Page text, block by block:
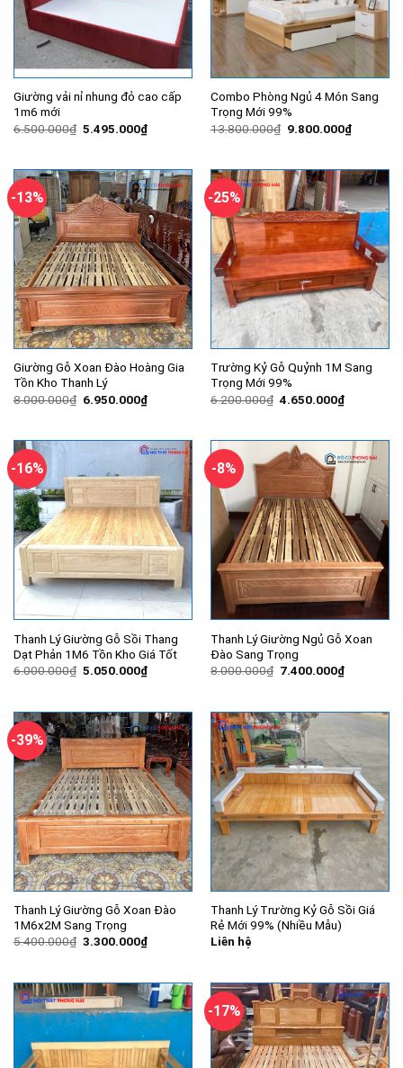
Giường vải nỉ nhung đỏ cao cấp
1m6 mới
6.500.000₫ Giá
5.495.000₫Giá
hiện
5.495.000₫.
Combo Phòng Ngủ 4 Món Sang
Trọng Mới 99%
13.800.000₫ Giá
9.800.000₫Giá
hiện
-13%
Giường Gỗ Xoan Đào Hoàng Gia
Tồn Kho Thanh Lý
8.000.000₫ Giá
6.950.000₫Giá
hiện
6.950.000₫.
-25%
Trường Kỷ Gỗ Quỷnh 1M Sang
Trọng Mới 99%
6.200.000₫ Giá
4.650.000₫Giá
hiện
-16%
Thanh Lý Giường Gỗ Sồi Thang
Dạt Phản 1M6 Tồn Kho Giá Tốt
6.000.000₫ Giá
5.050.000₫Giá
hiện
5.050.000₫.
-8%
Thanh Lý Giường Ngủ Gỗ Xoan
Đào Sang Trọng
8.000.000₫ Giá
7.400.000₫Giá
hiện
-39%
Thanh Lý Giường Gỗ Xoan Đào
1M6x2M Sang Trọng
5.400.000₫ Giá
3.300.000₫Giá
hiện
3.300.000₫.
Thanh Lý Trường Kỷ Gỗ Sồi Giá
Rẻ Mới 99% (Nhiều Mẫu)
Liên hệ
-17%